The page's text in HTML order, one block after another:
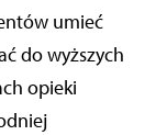
umieć
do wyższych
opieki